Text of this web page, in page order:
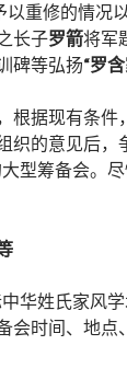
重修的情况
长子罗箭将军
碑等弘扬“罗
根据现有条件
织的意见后，
型筹备会。
华姓氏家风
会时间、地点